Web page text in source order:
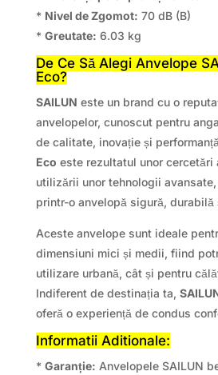
* Nivel de Zgomot: 70 dB (B)
* Greutate: 6.03 kg
De Ce Să Alegi Anvelope
Eco?
SAILUN este un brand cu o
anvelopelor, cunoscut pentru
de calitate, inovație și
Eco este rezultatul unor cercetări
utilizării unor tehnologii
printr-o anvelopă sigură, durabilă
Aceste anvelope sunt ideale
dimensiuni mici și medii, fiind
utilizare urbană, cât și pentru
Indiferent de destinația ta,
oferă o experiență de condus
Informatii Aditionale:
* Garanție: Anvelopele SAILUN